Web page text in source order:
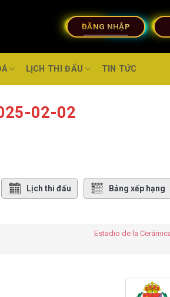
ĐĂNG NHẬP
LỊCH THI ĐẤU TIN TỨC
02-02
Lịch thi đấu Bảng xếp hạng
Estadio de la